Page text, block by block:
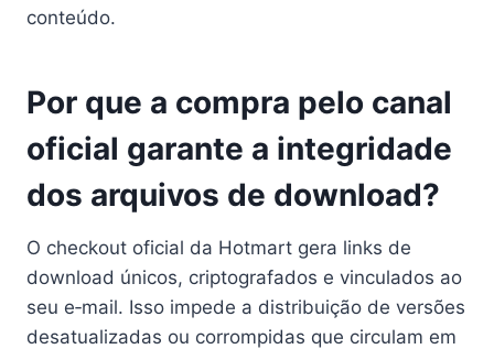
conteúdo.
Por que a compra pelo canal
oficial garante a integridade
dos arquivos de download?
O checkout oficial da Hotmart gera links de
download únicos, criptografados e vinculados ao
seu e‑mail. Isso impede a distribuição de versões
desatualizadas ou corrompidas que circulam em